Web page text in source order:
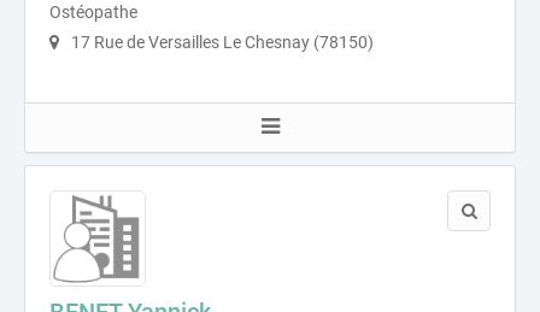
Ostéopathe
17 Rue de Versailles Le Chesnay (78150)